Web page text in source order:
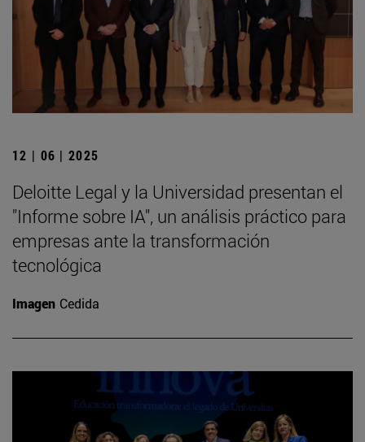
12 | 06 | 2025
Deloitte Legal y la Universidad presentan el
"Informe sobre IA", un análisis práctico para
empresas ante la transformación
tecnológica
Imagen Cedida